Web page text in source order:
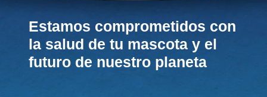
Estamos comprometidos con
la salud de tu mascota y el
futuro de nuestro planeta